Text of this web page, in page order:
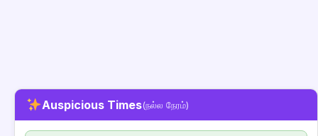
Auspicious Times(நல்ல நேரம்)